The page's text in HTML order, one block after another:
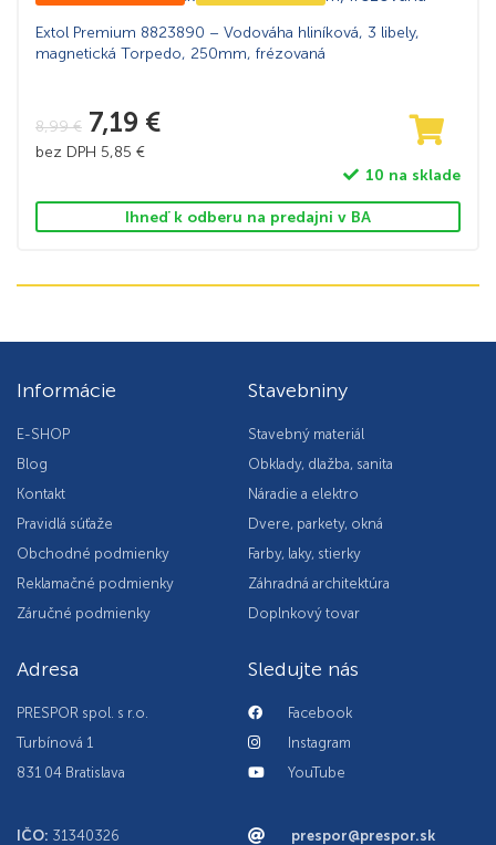
Extol Premium 8823890 – Vodováha hliníková, 3 libely,
magnetická Torpedo, 250mm, frézovaná
8,99€ 7,19 €
bez DPH 5,85 €
10 na sklade
Ihneď k odberu na predajni v BA
Informácie
E-SHOP
Blog
Kontakt
Pravidlá súťaže
Obchodné podmienky
Reklamačné podmienky
Záručné podmienky
Stavebniny
Stavebný materiál
Obklady, dlažba, sanita
Náradie a elektro
Dvere, parkety, okná
Farby, laky, stierky
Záhradná architektúra
Doplnkový tovar
Adresa
PRESPOR spol. s r.o.
Turbínová 1
831 04 Bratislava
IČO: 31340326
Sledujte nás
Facebook
Instagram
YouTube
prespor@prespor.sk